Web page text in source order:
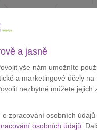
tisíce za hovor z
EU
na chorvatském
k síti v Bosně a
a jasně
vše nám umožníte
a marketingové účely na
nezbytné můžete jejich
zpracování osobních
osobních údajů .